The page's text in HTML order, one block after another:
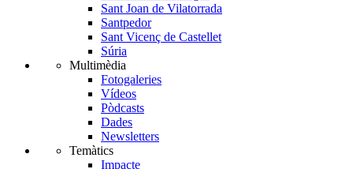
Sant Joan de Vilatorrada
Santpedor
Sant Vicenç de Castellet
Súria
Multimèdia
Fotogaleries
Vídeos
Pòdcasts
Dades
Newsletters
Temàtics
Impacte